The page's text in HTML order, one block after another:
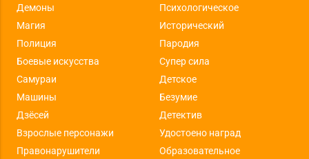
Демоны
Психологическое
Магия
Исторический
Полиция
Пародия
Боевые искусства
Супер сила
Самураи
Детское
Машины
Безумие
Дзёсей
Детектив
Взрослые персонажи
Удостоено наград
Правонарушители
Образовательное